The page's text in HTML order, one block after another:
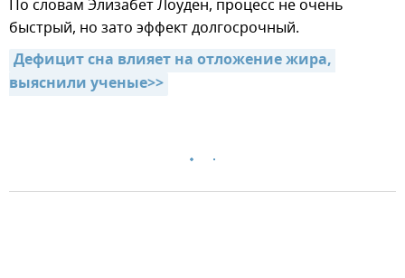
По словам Элизабет Лоуден, процесс не очень
быстрый, но зато эффект долгосрочный.
Дефицит сна влияет на отложение жира,
выяснили ученые>>